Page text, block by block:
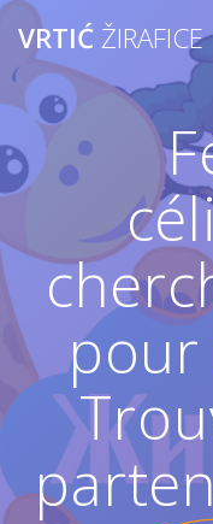
VRTIĆ ŽIRAFICE
pour